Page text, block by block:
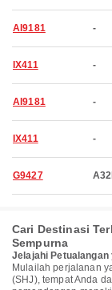
AI9181 -
IX411 -
AI9181 -
IX411 -
G9427
Cari Destinasi
Sempurna
Jelajahi Petualangan
Mulailah perjalanan
(SHJ), tempat Anda